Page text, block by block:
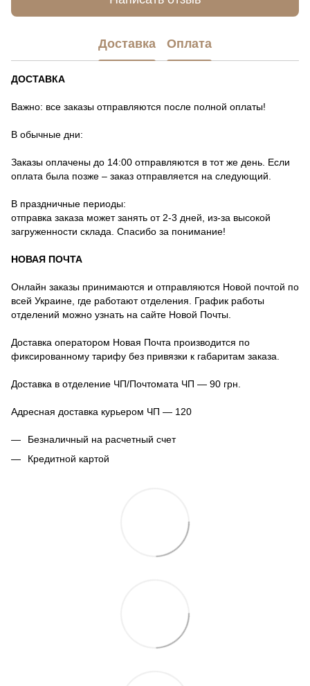
Доставка Оплата
ДОСТАВКА
Важно: все заказы отправляются после полной оплаты!
В обычные дни:
Заказы оплачены до 14:00 отправляются в тот же день. Если
оплата была позже – заказ отправляется на следующий.
В праздничные периоды:
отправка заказа может занять от 2-3 дней, из-за высокой
загруженности склада. Спасибо за понимание!
НОВАЯ ПОЧТА
Онлайн заказы принимаются и отправляются Новой почтой по
всей Украине, где работают отделения. График работы
отделений можно узнать на сайте Новой Почты.
Доставка оператором Новая Почта производится по
фиксированному тарифу без привязки к габаритам заказа.
Доставка в отделение ЧП/Почтомата ЧП — 90 грн.
Адресная доставка курьером ЧП — 120
Безналичный на расчетный счет
Кредитной картой